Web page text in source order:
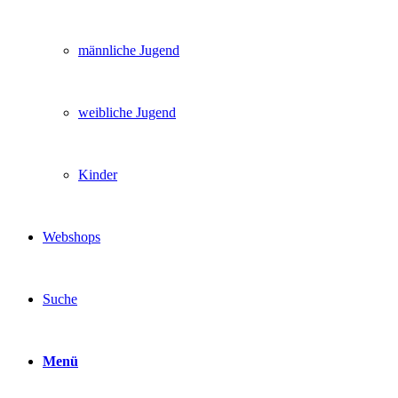
männliche Jugend
weibliche Jugend
Kinder
Webshops
Suche
Menü